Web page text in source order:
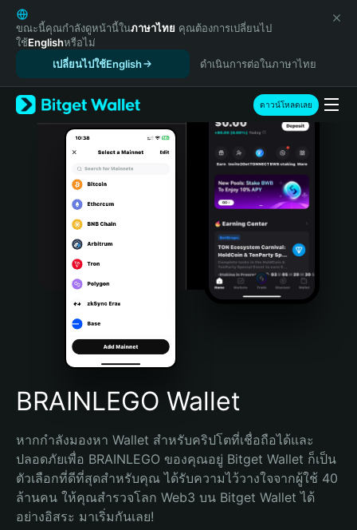
English
日本語
Tiếng Việt
Español (Latinoamérica)
Türkçe
Italiano
Português (Portugal)
Bahasa Indonesia
Português (Brasil)
Español (Argentina)
ขณะนี้คุณกำลังดูหน้านี้ในภาษาไทย คุณต้องการเปลี่ยนไป
ใช้Englishหรือไม่
เปลี่ยนไปใช้English
ดำเนินการต่อในภาษาไทย
ดาวน์โหลดเลย
BRAINLEGO Wallet
หากกำลังมองหา Wallet สำหรับคริปโตที่เชื่อถือได้และ
ปลอดภัยเพื่อ BRAINLEGO ของคุณอยู่ Bitget Wallet ก็เป็น
ตัวเลือกที่ดีที่สุดสำหรับคุณ ได้รับความไว้วางใจจากผู้ใช้ 40
ล้านคน ให้คุณสำรวจโลก Web3 บน Bitget Wallet ได้
อย่างอิสระ มาเริ่มกันเลย!